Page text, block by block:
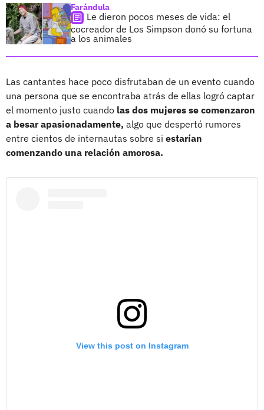
Farándula
Le dieron pocos meses de vida: el
cocreador de Los Simpson donó su fortuna
a los animales
Las cantantes hace poco disfrutaban de un evento cuando
una persona que se encontraba atrás de ellas logró captar
el momento justo cuando las dos mujeres se comenzaron
a besar apasionadamente, algo que despertó rumores
entre cientos de internautas sobre si estarían
comenzando una relación amorosa.
View this post on Instagram